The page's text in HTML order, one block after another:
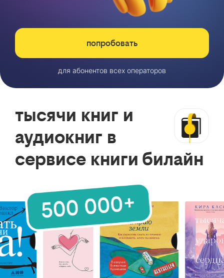
попробовать
для абонентов всех операторов
тысячи книг и
аудиокниг в
сервисе книги билайн